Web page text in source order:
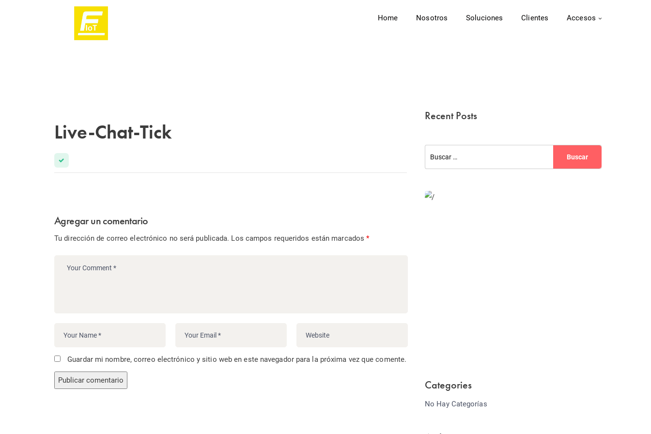
Home Nosotros Soluciones Clientes Accesos
Live-Chat-Tick
Agregar un comentario
Tu dirección de correo electrónico no será publicada. Los campos requeridos están marcados*
Guardar mi nombre, correo electrónico y sitio web en este navegador para la próxima vez que comente.
Recent Posts
Categories
No Hay Categorías